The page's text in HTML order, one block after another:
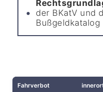
der BKatV und
Bußgeldkatalog
Fahrverbot